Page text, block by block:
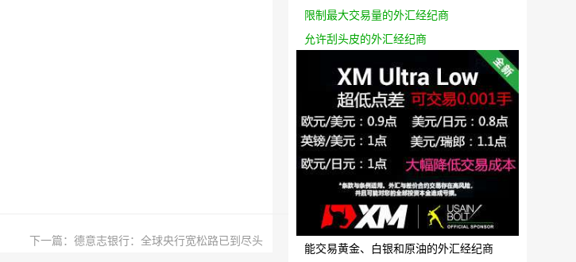
下一篇：德意志银行：全球央行宽松路已到尽头
限制最大交易量的外汇经纪商
允许刮头皮的外汇经纪商
能交易黄金、白银和原油的外汇经纪商